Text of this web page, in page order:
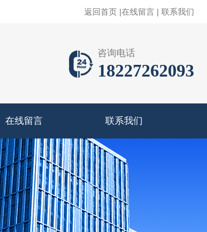
返回首页 |在线留言 | 联系我们
咨询电话
18227262093
在线留言 联系我们